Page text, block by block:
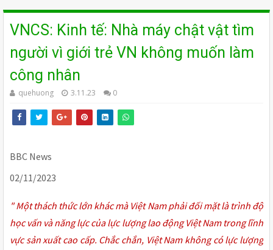
VNCS: Kinh tế: Nhà máy chật vật tìm
người vì giới trẻ VN không muốn làm
công nhân
quehuong 3.11.23 0
BBC News
02/11/2023
" Một thách thức lớn khác mà Việt Nam phải đối mặt là trình độ
học vấn và năng lực của lực lượng lao động Việt Nam trong lĩnh
vực sản xuất cao cấp. Chắc chắn, Việt Nam không có lực lượng